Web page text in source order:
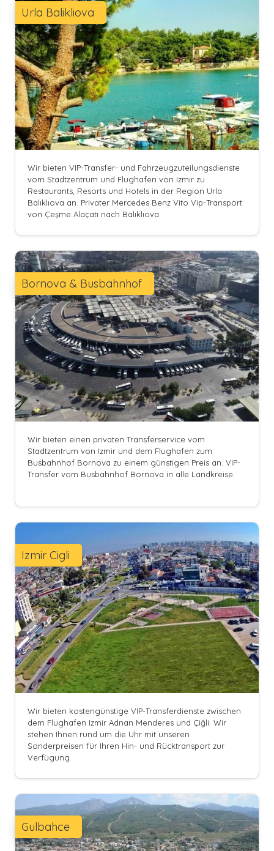
Wir bieten VIP-Transfer- und Fahrzeugzuteilungsdienste
vom Stadtzentrum und Flughafen von Izmir zu
Restaurants, Resorts und Hotels in der Region Urla
Balıklıova an. Privater Mercedes Benz Vito Vip-Transport
von Çeşme Alaçatı nach Balıklıova.
Urla Balikliova
Wir bieten einen privaten Transferservice vom
Stadtzentrum von Izmir und dem Flughafen zum
Busbahnhof Bornova zu einem günstigen Preis an. VIP-
Transfer vom Busbahnhof Bornova in alle Landkreise.
Bornova & Busbahnhof
Wir bieten kostengünstige VIP-Transferdienste zwischen
dem Flughafen Izmir Adnan Menderes und Çiğli. Wir
stehen Ihnen rund um die Uhr mit unseren
Sonderpreisen für Ihren Hin- und Rücktransport zur
Verfügung.
Izmir Cigli
Gulbahce